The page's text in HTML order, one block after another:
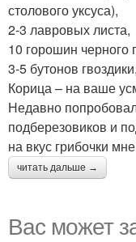
столового уксуса),
2-3 лавровых листа,
10 горошин черного
3-5 бутонов гвоздики,
Корица – на ваше
Недавно
подберезовиков и
на вкус грибочки
читать дальше →
Вас может